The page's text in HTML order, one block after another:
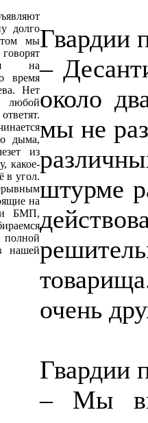
долго
мы
на
время
Нет
любой
дыма,
из
какое-
в угол.
на
и БМП,
полной
нашей
Гвардии
–
около
мы не
штурме
очень
Гвардии
– Мы